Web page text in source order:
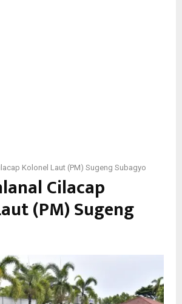
Kolonel Laut (PM) Sugeng Subagyo
Cilacap
(PM) Sugeng